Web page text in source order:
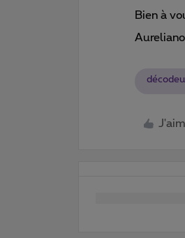
Bien à
Aureliano